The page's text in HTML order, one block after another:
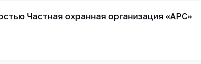
Частная охранная организация «АРС»